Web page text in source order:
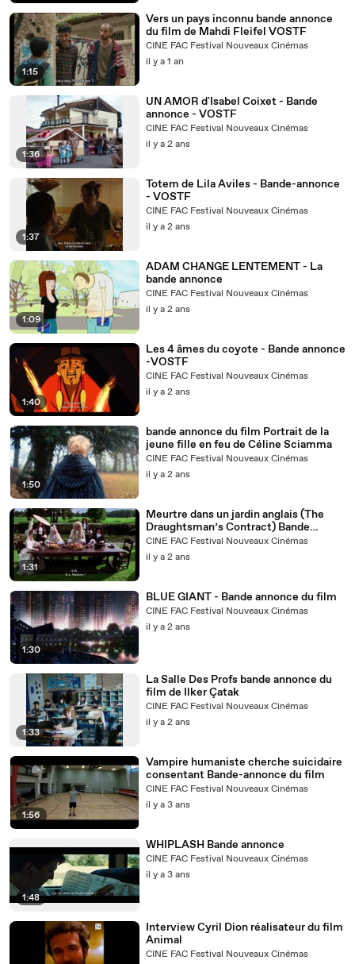
1:15
Vers un pays inconnu bande annonce
du film de Mahdi Fleifel VOSTF
CINE FAC Festival Nouveaux Cinémas
il y a 1 an
1:36
UN AMOR d'Isabel Coixet - Bande
annonce - VOSTF
CINE FAC Festival Nouveaux Cinémas
il y a 2 ans
1:37
Totem de Lila Aviles - Bande-annonce
- VOSTF
CINE FAC Festival Nouveaux Cinémas
il y a 2 ans
1:09
ADAM CHANGE LENTEMENT - La
bande annonce
CINE FAC Festival Nouveaux Cinémas
il y a 2 ans
1:40
Les 4 âmes du coyote - Bande annonce
-VOSTF
CINE FAC Festival Nouveaux Cinémas
il y a 2 ans
1:50
bande annonce du film Portrait de la
jeune fille en feu de Céline Sciamma
CINE FAC Festival Nouveaux Cinémas
il y a 2 ans
1:31
Meurtre dans un jardin anglais (The
Draughtsman’s Contract) Bande
annonce
CINE FAC Festival Nouveaux Cinémas
il y a 2 ans
1:30
BLUE GIANT - Bande annonce du film
CINE FAC Festival Nouveaux Cinémas
il y a 2 ans
1:33
La Salle Des Profs bande annonce du
film de Ilker Çatak
CINE FAC Festival Nouveaux Cinémas
il y a 2 ans
1:56
Vampire humaniste cherche suicidaire
consentant Bande-annonce du film
CINE FAC Festival Nouveaux Cinémas
il y a 3 ans
1:48
WHIPLASH Bande annonce
CINE FAC Festival Nouveaux Cinémas
il y a 3 ans
Interview Cyril Dion réalisateur du film
Animal
CINE FAC Festival Nouveaux Cinémas